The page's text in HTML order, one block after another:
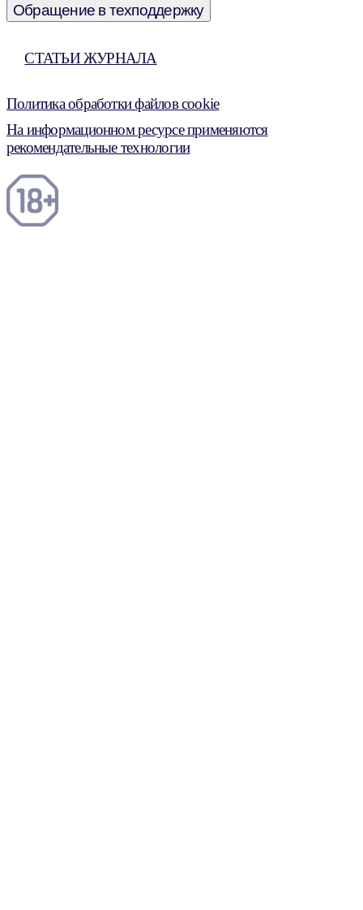
Обращение в техподдержку
СТАТЬИ ЖУРНАЛА
Политика обработки файлов cookie
На информационном ресурсе применяются
рекомендательные технологии